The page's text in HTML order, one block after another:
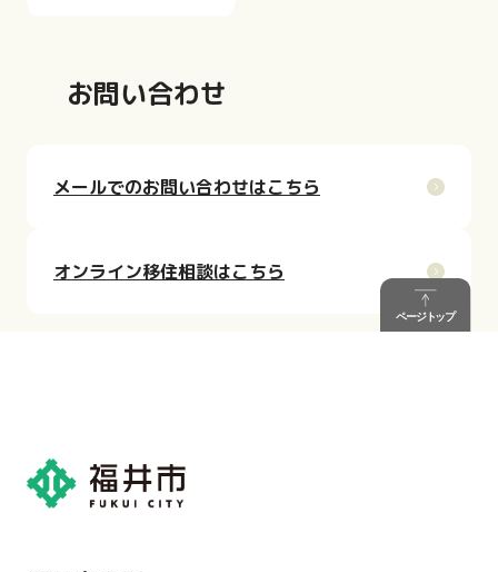
お問い合わせ
メールでのお問い合わせはこちら
オンライン移住相談はこちら